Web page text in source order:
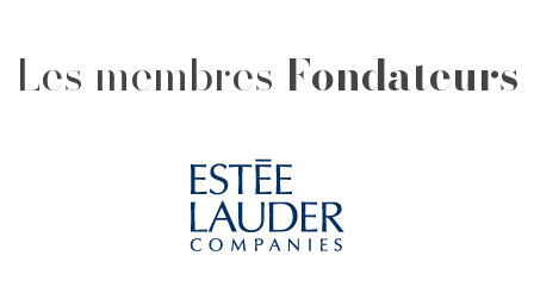
Les membres Fondateurs